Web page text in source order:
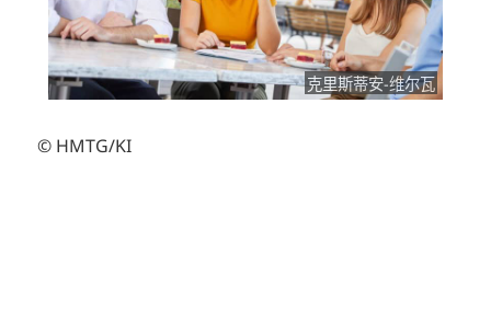
克里斯蒂安-维尔瓦
© HMTG/KI